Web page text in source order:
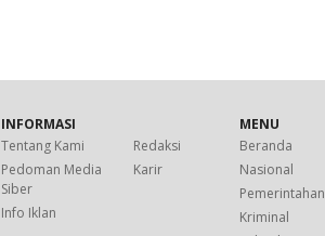
INFORMASI
Tentang Kami
Redaksi
Pedoman Media
Siber
Karir
Info Iklan
MENU
Beranda
Nasional
Pemerintahan
Kriminal